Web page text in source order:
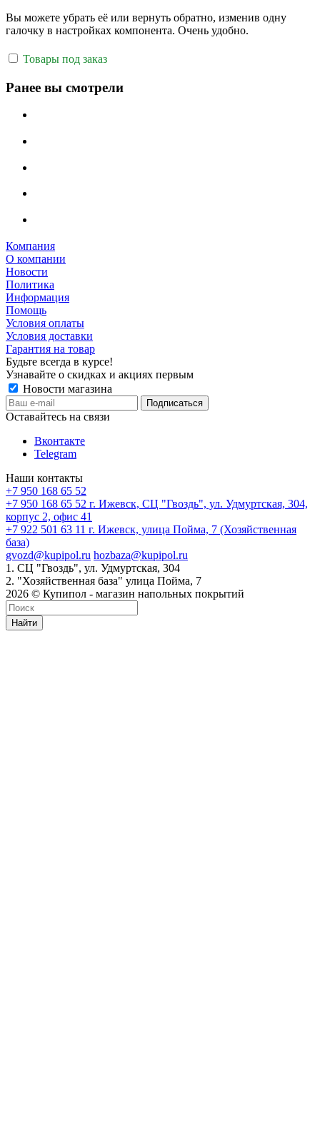
Вы можете убрать её или вернуть обратно, изменив одну
галочку в настройках компонента. Очень удобно.
Товары под заказ
Ранее вы смотрели
Компания
О компании
Новости
Политика
Информация
Помощь
Условия оплаты
Условия доставки
Гарантия на товар
Будьте всегда в курсе!
Узнавайте о скидках и акциях первым
Новости магазина
Оставайтесь на связи
Вконтакте
Telegram
Наши контакты
+7 950 168 65 52
+7 950 168 65 52 г. Ижевск, СЦ "Гвоздь", ул. Удмуртская, 304,
корпус 2, офис 41
+7 922 501 63 11 г. Ижевск, улица Пойма, 7 (Хозяйственная
база)
gvozd@kupipol.ru hozbaza@kupipol.ru
1. СЦ "Гвоздь", ул. Удмуртская, 304
2. "Хозяйственная база" улица Пойма, 7
2026 © Купипол - магазин напольных покрытий
Найти